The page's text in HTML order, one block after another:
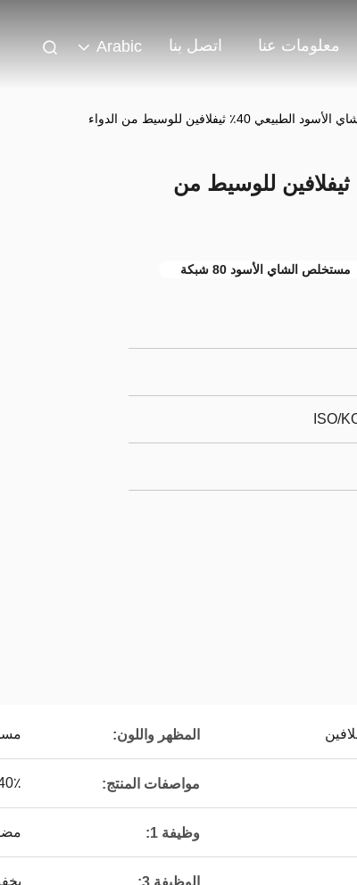
معلومات عنا اتصل بنا Arabic
40٪ ثيفلافين للوسيط من الدواء
الشاي الأسود الطبيعي 40٪ ثيفلافين للوسيط من
مستخلص الشاي الأسود 80 شبكة
ISO/
المظهر واللون:
مواصفات المنتج: 40٪
وظيفة 1:
الوظيفة 3: